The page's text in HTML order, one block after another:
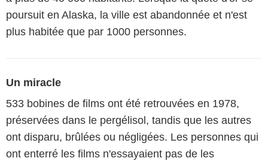
poursuit en Alaska, la ville est abandonnée et n'est
plus habitée que par 1000 personnes.
Un miracle
533 bobines de films ont été retrouvées en 1978,
préservées dans le pergélisol, tandis que les autres
ont disparu, brûlées ou négligées. Les personnes qui
ont enterré les films n'essayaient pas de les